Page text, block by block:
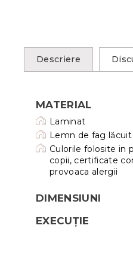
Descriere
MATERIAL
Laminat
Lemn de fag lăcuit
Culorile folosite in
copii, certificate
provoaca alergii
DIMENSIUNI
EXECUŢIE